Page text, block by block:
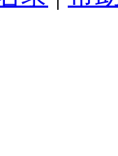
录 | 帮